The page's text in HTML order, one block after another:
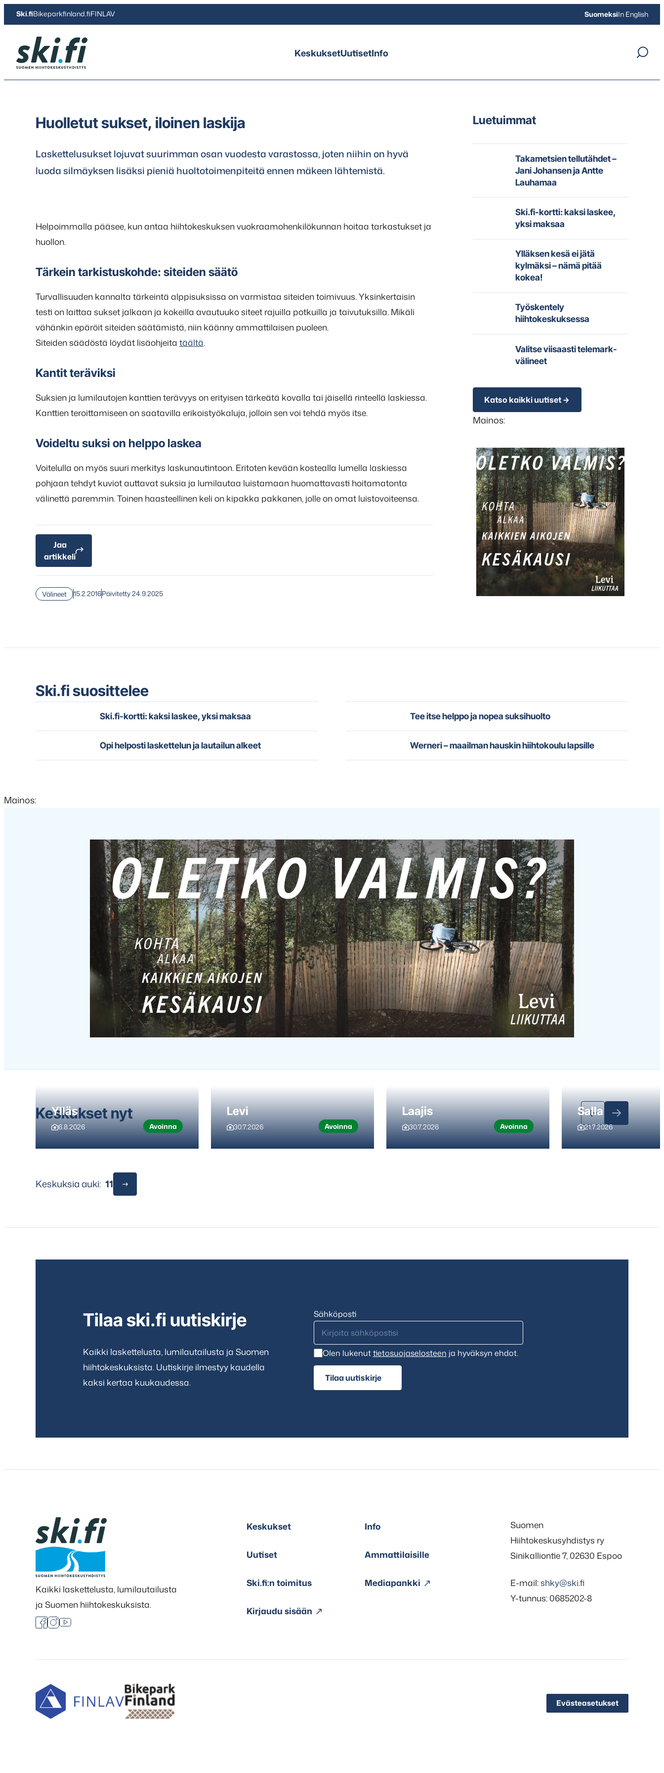
Siirry
sisältöön
Ski.fiBikeparkfinland.fiFINLAV SuomeksiIn English
Ski.fi KeskuksetUutisetInfo
Huolletut sukset, iloinen laskija
Laskettelusukset lojuvat suurimman osan vuodesta varastossa, joten niihin on hyvä
luoda silmäyksen lisäksi pieniä huoltotoimenpiteitä ennen mäkeen lähtemistä.
Helpoimmalla pääsee, kun antaa hiihtokeskuksen vuokraamohenkilökunnan hoitaa tarkastukset ja
huollon.
Tärkein tarkistuskohde: siteiden säätö
Turvallisuuden kannalta tärkeintä alppisuksissa on varmistaa siteiden toimivuus. Yksinkertaisin
testi on laittaa sukset jalkaan ja kokeilla avautuuko siteet rajuilla potkuilla ja taivutuksilla. Mikäli
vähänkin epäröit siteiden säätämistä, niin käänny ammattilaisen puoleen.
Siteiden säädöstä löydät lisäohjeita täältä.
Kantit teräviksi
Suksien ja lumilautojen kanttien terävyys on erityisen tärkeätä kovalla tai jäisellä rinteellä laskiessa.
Kanttien teroittamiseen on saatavilla erikoistyökaluja, jolloin sen voi tehdä myös itse.
Voideltu suksi on helppo laskea
Voitelulla on myös suuri merkitys laskunautintoon. Eritoten kevään kostealla lumella laskiessa
pohjaan tehdyt kuviot auttavat suksia ja lumilautaa luistamaan huomattavasti hoitamatonta
välinettä paremmin. Toinen haasteellinen keli on kipakka pakkanen, jolle on omat luistovoiteensa.
Jaa
artikkeli
Välineet 15.2.2016Päivitetty 24.9.2025
Luetuimmat
Takametsien tellutähdet –
Jani Johansen ja Antte
Lauhamaa
Ski.fi-kortti: kaksi laskee,
yksi maksaa
Ylläksen kesä ei jätä
kylmäksi – nämä pitää
kokea!
Työskentely
hiihtokeskuksessa
Valitse viisaasti telemark-
välineet
Katso kaikki uutiset
Mainos:
Ski.fi suosittelee
Ski.fi-kortti: kaksi laskee, yksi maksaa Tee itse helppo ja nopea suksihuolto
Opi helposti laskettelun ja lautailun alkeet Werneri – maailman hauskin hiihtokoulu lapsille
Mainos:
Keskukset nyt
Ylläs
6.8.2026 Avoinna
Levi
30.7.2026 Avoinna
Laajis
30.7.2026 Avoinna
Salla
21.7.2026
Keskuksia auki: 11
Tilaa ski.fi uutiskirje
Kaikki laskettelusta, lumilautailusta ja Suomen
hiihtokeskuksista. Uutiskirje ilmestyy kaudella
kaksi kertaa kuukaudessa.
Sähköposti
Olen lukenuttietosuojaselosteen ja hyväksyn ehdot.
Tilaa uutiskirje
Kaikki laskettelusta, lumilautailusta
ja Suomen hiihtokeskuksista.
Facebook
Instagram
Youtube
Keskukset Info
Uutiset Ammattilaisille
Ski.fi:n toimitus Mediapankki
Kirjaudu sisään
Suomen
Hiihtokeskusyhdistys ry
Sinikalliontie 7, 02630 Espoo
E-mail:shky@ski.fi
Y-tunnus: 0685202-8
Evästeasetukset